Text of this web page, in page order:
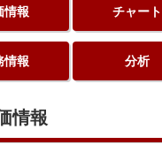
情報 チャート
情報 分析
情報